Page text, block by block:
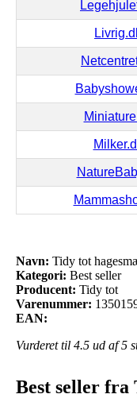
Navn: Tidy tot
Kategori: Best seller
Producent: Tidy tot
Varenummer:
EAN:
Vurderet til 4.5 ud af 5
Best seller fra